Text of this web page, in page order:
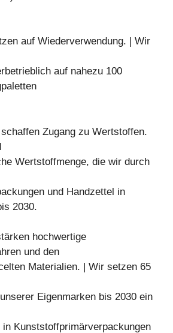
auf Wiederverwendung. | Wir
auf nahezu 100
Zugang zu Wertstoffen.
Wertstoffmenge, die wir durch
und Handzettel in
2030.
hochwertige
und den
Materialien. | Wir setzen 65
Eigenmarken bis 2030 ein
Kunststoffprimärverpackungen